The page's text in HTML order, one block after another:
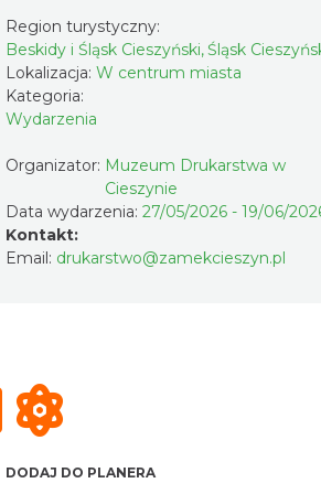
Region turystyczny:
Beskidy i Śląsk Cieszyński, Śląsk
Lokalizacja: W centrum miasta
Kategoria:
Wydarzenia
Organizator: Muzeum Drukarstwa w
Cieszynie
Data wydarzenia: 27/05/2026 - 19/06/
Kontakt:
Email: drukarstwo@zamekcieszyn.pl
DODAJ DO PLANERA